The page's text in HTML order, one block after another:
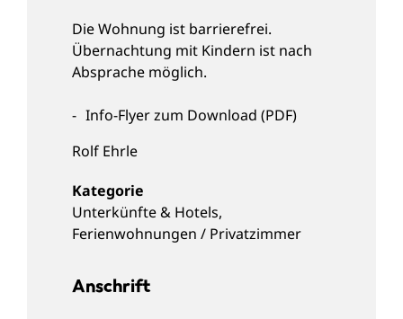
Die Wohnung ist barrierefrei.
Übernachtung mit Kindern ist nach
Absprache möglich.
Info-Flyer zum Download (PDF)
Rolf Ehrle
Unterkünfte & Hotels,
Ferienwohnungen / Privatzimmer
Anschrift